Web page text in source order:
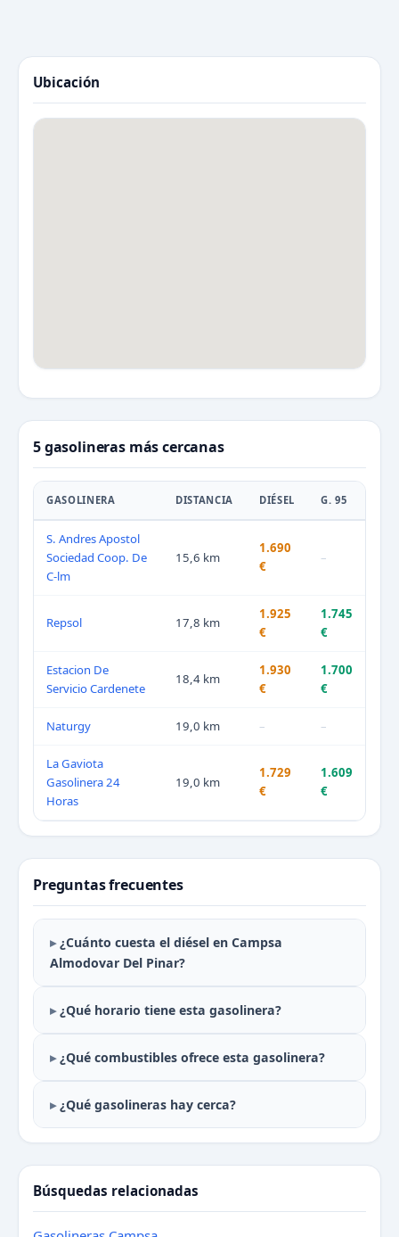
Ubicación
5 gasolineras más cercanas
GASOLINERA DISTANCIA DIÉSEL G. 95
S. Andres Apostol
Sociedad Coop. De
C-lm
15,6 km
1.690
€
–
Repsol 17,8 km
1.925
€
1.745
€
Estacion De
Servicio Cardenete
18,4 km
1.930
€
1.700
€
Naturgy 19,0 km – –
La Gaviota
Gasolinera 24
Horas
19,0 km
1.729
€
1.609
€
Preguntas frecuentes
¿Cuánto cuesta el diésel en Campsa
Almodovar Del Pinar?
¿Qué horario tiene esta gasolinera?
¿Qué combustibles ofrece esta gasolinera?
¿Qué gasolineras hay cerca?
Búsquedas relacionadas